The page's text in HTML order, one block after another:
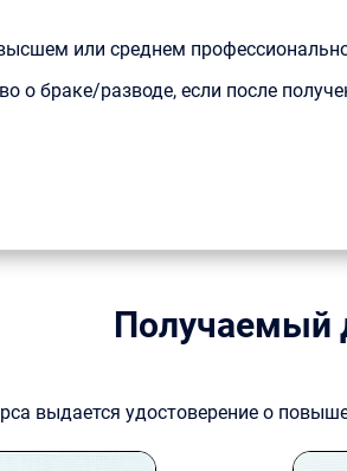
или среднем
о браке/разводе, если после
Получаемый
выдается удостоверение о